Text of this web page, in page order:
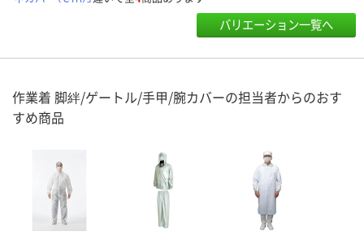
バリエーション一覧へ
作業着 脚絆/ゲートル/手甲/腕カバーの担当者からのおす
すめ商品